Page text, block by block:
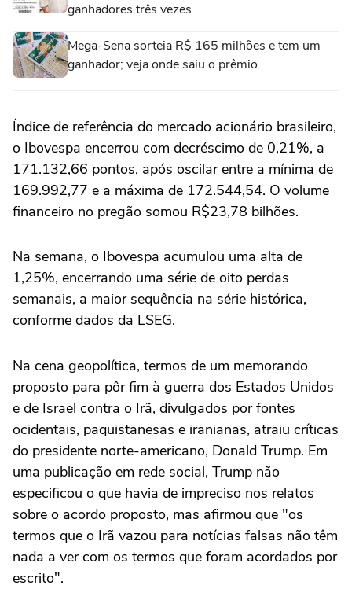
ganhadores três vezes
Mega-Sena sorteia R$ 165 milhões e tem um
ganhador; veja onde saiu o prêmio
Índice de referência do mercado acionário brasileiro,
o Ibovespa encerrou com decréscimo de 0,21%, a
171.132,66 pontos, após oscilar entre a mínima de
169.992,77 e a máxima de 172.544,54. O volume
financeiro no pregão somou R$23,78 bilhões.
Na semana, o Ibovespa acumulou uma alta de
1,25%, encerrando uma série de oito perdas
semanais, a maior sequência na série histórica,
conforme dados da LSEG.
Na cena geopolítica, termos de um memorando
proposto para pôr fim à guerra dos Estados Unidos
e de Israel contra o Irã, ⁠divulgados por fontes
ocidentais, paquistanesas e iranianas, atraiu críticas
do presidente norte-americano, Donald Trump. Em
uma publicação em rede social, Trump não
especificou o que havia de impreciso nos relatos
sobre o acordo ‌proposto, mas afirmou que "os
termos que o Irã vazou para notícias falsas não têm
nada a ver com os termos que foram acordados por
escrito".